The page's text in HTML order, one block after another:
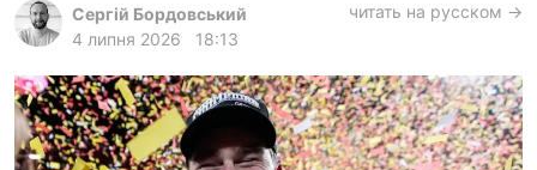
лонгріди
архів
gambling
Сергій Бордовський
4 липня 2026
18:13
читать на русском →